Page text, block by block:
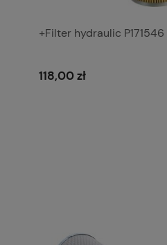
+Filter hydraulic P171546
118,00 zł